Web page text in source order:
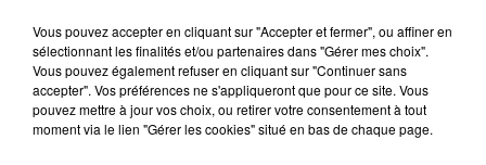
22 décembre 2025
Couscous de saison : marché local et cuisine du
Maghreb
Vous pouvez accepter en cliquant sur "Accepter et fermer", ou affiner en
sélectionnant les finalités et/ou partenaires dans "Gérer mes choix".
Vous pouvez également refuser en cliquant sur "Continuer sans
accepter". Vos préférences ne s'appliqueront que pour ce site. Vous
pouvez mettre à jour vos choix, ou retirer votre consentement à tout
moment via le lien "Gérer les cookies" situé en bas de chaque page.